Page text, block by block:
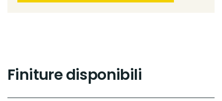
Finiture disponibili